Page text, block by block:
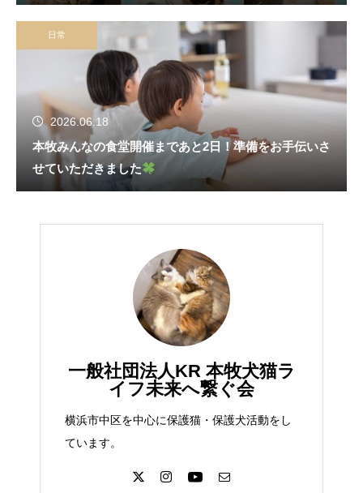
日常
2026.06.18
本牧みんなの食堂開催まであと2日！準備をお手伝いさ
せていただきました
一般社団法人KR 本牧犬猫ラ
イフ未来へ繋ぐ会
横浜市中区を中心に保護猫・保護犬活動をし
ています。